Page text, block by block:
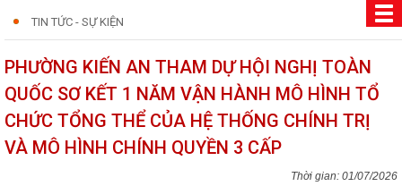
TIN TỨC - SỰ KIỆN
PHƯỜNG KIẾN AN THAM DỰ HỘI NGHỊ TOÀN
QUỐC SƠ KẾT 1 NĂM VẬN HÀNH MÔ HÌNH TỔ
CHỨC TỔNG THỂ CỦA HỆ THỐNG CHÍNH TRỊ
VÀ MÔ HÌNH CHÍNH QUYỀN 3 CẤP
01/07/2026